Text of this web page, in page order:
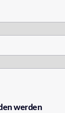
werden